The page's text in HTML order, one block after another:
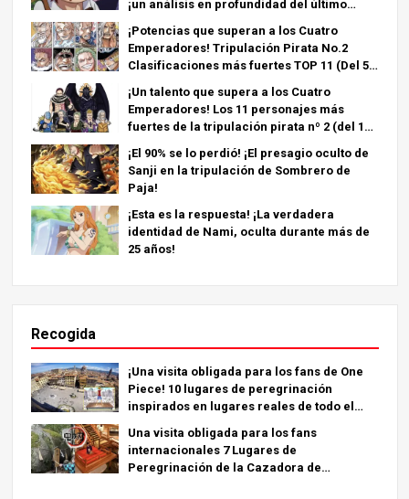
¡un análisis en profundidad del último
¡Potencias que superan a los Cuatro
Emperadores! Tripulación Pirata No.2
Clasificaciones más fuertes TOP 11 (Del 5º
¡Un talento que supera a los Cuatro
Emperadores! Los 11 personajes más
fuertes de la tripulación pirata nº 2 (del 11º
¡El 90% se lo perdió! ¡El presagio oculto de
Sanji en la tripulación de Sombrero de
Paja!
¡Esta es la respuesta! ¡La verdadera
identidad de Nami, oculta durante más de
25 años!
Recogida
¡Una visita obligada para los fans de One
Piece! 10 lugares de peregrinación
inspirados en lugares reales de todo el
Una visita obligada para los fans
internacionales 7 Lugares de
Peregrinación de la Cazadora de